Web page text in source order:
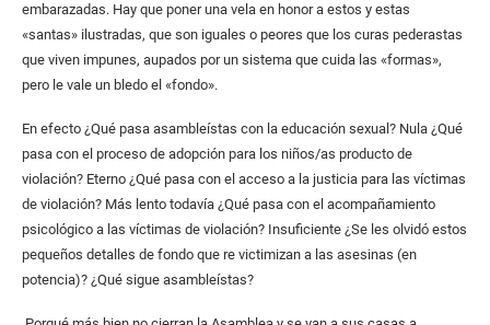
embarazadas. Hay que poner una vela en honor a estos y estas
«santas» ilustradas, que son iguales o peores que los curas pederastas
que viven impunes, aupados por un sistema que cuida las «formas»,
pero le vale un bledo el «fondo».
En efecto ¿Qué pasa asambleístas con la educación sexual? Nula ¿Qué
pasa con el proceso de adopción para los niños/as producto de
violación? Eterno ¿Qué pasa con el acceso a la justicia para las víctimas
de violación? Más lento todavía ¿Qué pasa con el acompañamiento
psicológico a las víctimas de violación? Insuficiente ¿Se les olvidó estos
pequeños detalles de fondo que re victimizan a las asesinas (en
potencia)? ¿Qué sigue asambleístas?